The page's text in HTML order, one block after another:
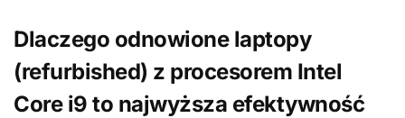
Dlaczego odnowione laptopy
(refurbished) z procesorem Intel
Core i9 to najwyższa efektywność